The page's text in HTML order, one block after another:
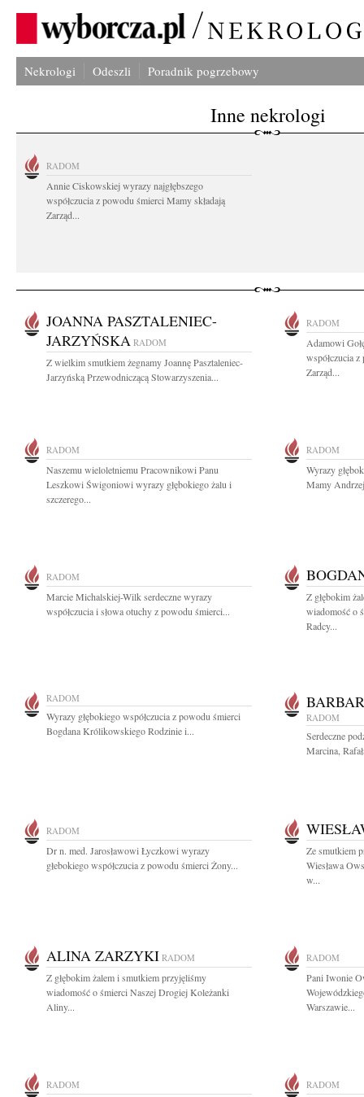
Nekrologi Odeszli Poradnik pogrzebowy
Inne nekrologi
RADOM
Annie Ciskowskiej wyrazy najgłębszego
współczucia z powodu śmierci Mamy składają
Zarząd...
JOANNA PASZTALENIEC-
JARZYŃSKA RADOM
Z wielkim smutkiem żegnamy Joannę Pasztaleniec-
Jarzyńską Przewodniczącą Stowarzyszenia...
RADOM
Adamowi
współczucia
Zarząd...
RADOM
Naszemu wieloletniemu Pracownikowi Panu
Leszkowi Świgoniowi wyrazy głębokiego żalu i
szczerego...
RADOM
Wyrazy
Mamy
RADOM
Marcie Michalskiej-Wilk serdeczne wyrazy
współczucia i słowa otuchy z powodu śmierci...
Z głębokim
wiadomość o
Radcy...
RADOM
Wyrazy głębokiego współczucia z powodu śmierci
Bogdana Królikowskiego Rodzinie i...
RADOM
Serdeczne
Marcina,
RADOM
Dr n. med. Jarosławowi Łyczkowi wyrazy
głebokiego współczucia z powodu śmierci Żony...
Ze smutkiem
Wiesława
w...
ALINA ZARZYKI RADOM
Z głębokim żalem i smutkiem przyjęliśmy
wiadomość o śmierci Naszej Drogiej Koleżanki
Aliny...
RADOM
Pani Iwonie
Warszawie...
RADOM RADOM